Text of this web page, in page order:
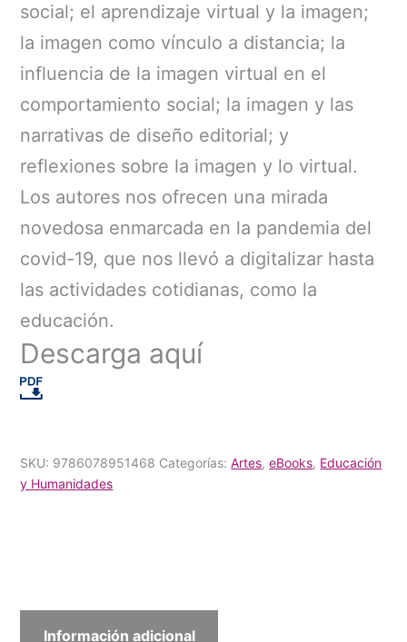
social; el aprendizaje virtual y la imagen;
la imagen como vínculo a distancia; la
influencia de la imagen virtual en el
comportamiento social; la imagen y las
narrativas de diseño editorial; y
reflexiones sobre la imagen y lo virtual.
Los autores nos ofrecen una mirada
novedosa enmarcada en la pandemia del
covid-19, que nos llevó a digitalizar hasta
las actividades cotidianas, como la
educación.
Descarga aquí
SKU: 9786078951468 Categorías:Artes,eBooks, Educación
y Humanidades
Información adicional